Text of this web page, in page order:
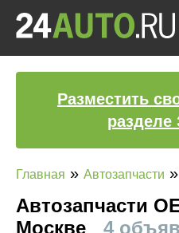
Разместить
разделе
Главная » Автозапчасти »
Автозапчасти
Москве
4